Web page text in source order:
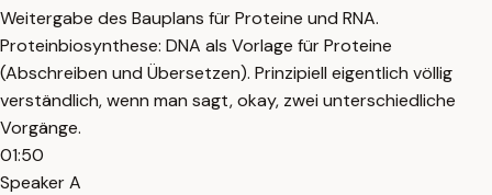
Weitergabe des Bauplans für Proteine und RNA.
Proteinbiosynthese: DNA als Vorlage für Proteine
(Abschreiben und Übersetzen). Prinzipiell eigentlich völlig
verständlich, wenn man sagt, okay, zwei unterschiedliche
Vorgänge.
01:50
Speaker A